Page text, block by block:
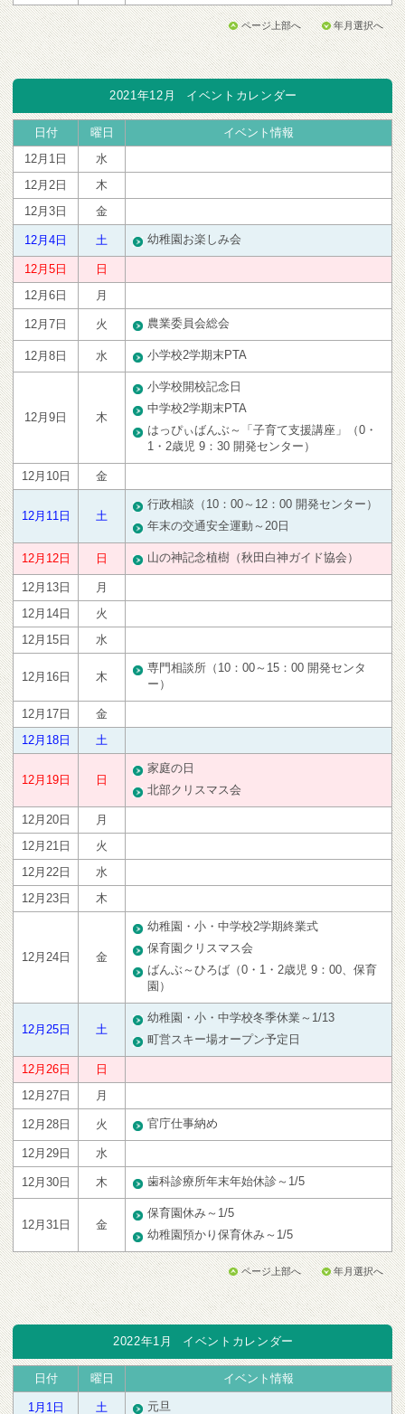
ページ上部へ 年月選択へ
2021年12月 イベントカレンダー
日付 曜日
イベント情報
12月1日
水
12月2日
木
12月3日
金
12月4日 土 幼稚園お楽しみ会
12月5日
日
12月6日
月
12月7日 火 農業委員会総会
12月8日 水 小学校2学期末PTA
12月9日 木
小学校開校記念日
中学校2学期末PTA
はっぴぃばんぶ～「子育て支援講座」（0・
1・2歳児 9：30 開発センター）
12月10日 金
12月11日 土
行政相談（10：00～12：00 開発センター）
年末の交通安全運動～20日
12月12日 日 山の神記念植樹（秋田白神ガイド協会）
12月13日
月
12月14日
火
12月15日
水
12月16日 木
専門相談所（10：00～15：00 開発センタ
ー）
12月17日
金
12月18日
土
12月19日 日
家庭の日
北部クリスマス会
12月20日
月
12月21日
火
12月22日
水
12月23日
木
12月24日 金
幼稚園・小・中学校2学期終業式
保育園クリスマス会
ばんぶ～ひろば（0・1・2歳児 9：00、保育
園）
12月25日 土
幼稚園・小・中学校冬季休業～1/13
町営スキー場オープン予定日
12月26日
日
12月27日
月
12月28日 火 官庁仕事納め
12月29日 水
12月30日 木 歯科診療所年末年始休診～1/5
12月31日 金
保育園休み～1/5
幼稚園預かり保育休み～1/5
ページ上部へ 年月選択へ
2022年1月 イベントカレンダー
日付 曜日 イベント情報
1月1日 土 元旦